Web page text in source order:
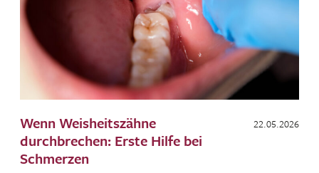
22.05.2026
Wenn Weisheitszähne
durchbrechen: Erste Hilfe bei
Schmerzen